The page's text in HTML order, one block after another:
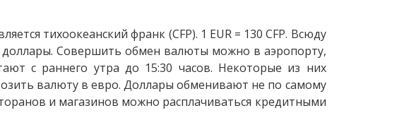
тихоокеанский франк (CFP). 1 EUR = 130 CFP. Всюду
Совершить обмен валюты можно в аэропорту,
с раннего утра до 15:30 часов. Некоторые из них
валюту в евро. Доллары обменивают не по самому
и магазинов можно расплачиваться кредитными